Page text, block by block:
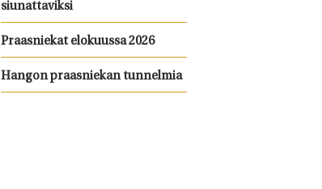
siunattaviksi
Praasniekat elokuussa 2026
Hangon praasniekan tunnelmia